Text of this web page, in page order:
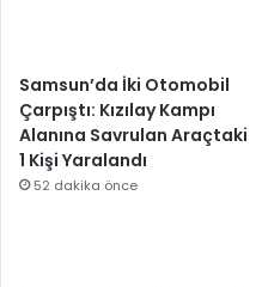
Samsun’da İki Otomobil
Çarpıştı: Kızılay Kampı
Alanına Savrulan Araçtaki
1 Kişi Yaralandı
52 dakika önce